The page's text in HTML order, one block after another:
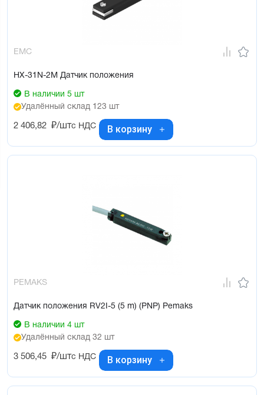
EMC
HX-31N-2M Датчик положения
В наличии 5 шт
Удалённый склад 123 шт
2 406,82 ₽/штс НДС В корзину
PEMAKS
Датчик положения RV2I-5 (5 m) (PNP) Pemaks
В наличии 4 шт
Удалённый склад 32 шт
3 506,45 ₽/штс НДС В корзину